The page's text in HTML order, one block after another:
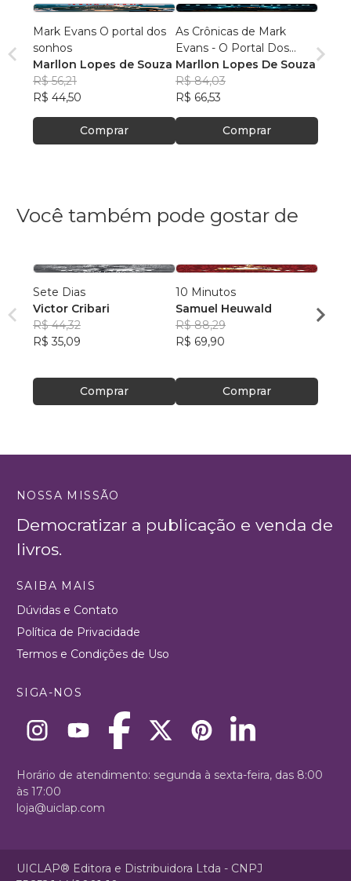
Mark Evans O portal dos
sonhos
Marllon Lopes de Souza
R$ 56,21
R$ 44,50
Comprar
As Crônicas de Mark
Evans - O Portal Dos
Sonhos
Marllon Lopes De Souza
R$ 84,03
R$ 66,53
Comprar
Você também pode gostar de
Sete Dias
Victor Cribari
R$ 44,32
R$ 35,09
Comprar
10 Minutos
Samuel Heuwald
R$ 88,29
R$ 69,90
Comprar
NOSSA MISSÃO
Democratizar a publicação e venda de
livros.
SAIBA MAIS
Dúvidas e Contato
Política de Privacidade
Termos e Condições de Uso
SIGA-NOS
Horário de atendimento: segunda à sexta-feira, das 8:00
às 17:00
loja@uiclap.com
UICLAP® Editora e Distribuidora Ltda - CNPJ